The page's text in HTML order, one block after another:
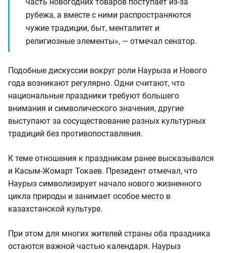
рубежа, а вместе с ними распространяются
чужие традиции, быт, менталитет и
религиозные элементы», — отмечал сенатор.
Подобные дискуссии вокруг роли Наурыза и Нового
года возникают регулярно. Одни считают, что
национальные праздники требуют большего
внимания и символического значения, другие
выступают за сосуществование разных культурных
традиций без противопоставления.
К теме отношения к праздникам ранее высказывался
и Касым-Жомарт Токаев. Президент отмечал, что
Наурыз символизирует начало нового жизненного
цикла природы и занимает особое место в
казахстанской культуре.
При этом для многих жителей страны оба праздника
остаются важной частью календаря. Наурыз